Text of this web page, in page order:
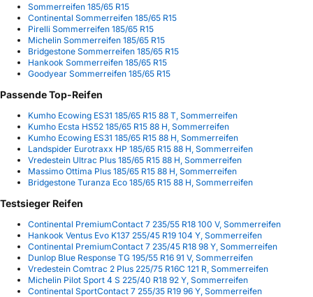
Sommerreifen 185/65 R15
Continental Sommerreifen 185/65 R15
Pirelli Sommerreifen 185/65 R15
Michelin Sommerreifen 185/65 R15
Bridgestone Sommerreifen 185/65 R15
Hankook Sommerreifen 185/65 R15
Goodyear Sommerreifen 185/65 R15
Passende Top-Reifen
Kumho Ecowing ES31 185/65 R15 88 T, Sommerreifen
Kumho Ecsta HS52 185/65 R15 88 H, Sommerreifen
Kumho Ecowing ES31 185/65 R15 88 H, Sommerreifen
Landspider Eurotraxx HP 185/65 R15 88 H, Sommerreifen
Vredestein Ultrac Plus 185/65 R15 88 H, Sommerreifen
Massimo Ottima Plus 185/65 R15 88 H, Sommerreifen
Bridgestone Turanza Eco 185/65 R15 88 H, Sommerreifen
Testsieger Reifen
Continental PremiumContact 7 235/55 R18 100 V, Sommerreifen
Hankook Ventus Evo K137 255/45 R19 104 Y, Sommerreifen
Continental PremiumContact 7 235/45 R18 98 Y, Sommerreifen
Dunlop Blue Response TG 195/55 R16 91 V, Sommerreifen
Vredestein Comtrac 2 Plus 225/75 R16C 121 R, Sommerreifen
Michelin Pilot Sport 4 S 225/40 R18 92 Y, Sommerreifen
Continental SportContact 7 255/35 R19 96 Y, Sommerreifen